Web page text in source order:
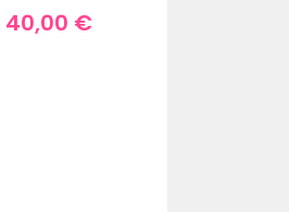
40,00 €